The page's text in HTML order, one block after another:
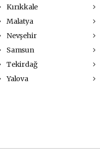
Kırıkkale
Malatya
Nevşehir
Samsun
Tekirdağ
Yalova